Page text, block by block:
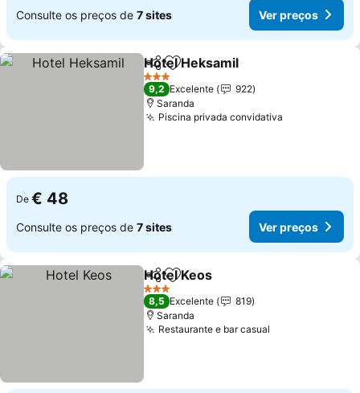
Consulte os preços de 7 sites Ver preços
PartilharAdicionar aos favoritos
Hotel Heksamil
3 Estrelas
9,2 Excelente
922
Saranda
Piscina privada convidativa
De € 48
Consulte os preços de 7 sites Ver preços
PartilharAdicionar aos favoritos
Hotel Keos
3 Estrelas
8,5 Excelente
819
Saranda
Restaurante e bar casual